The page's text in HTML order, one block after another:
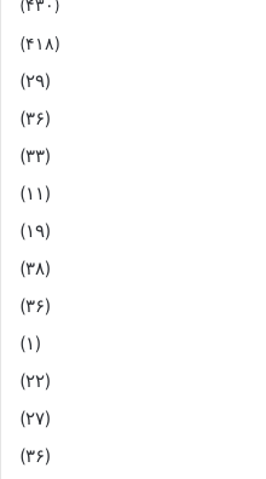
(۴۳۰)
(۴۱۸)
(۲۹)
(۳۶)
(۳۳)
(۱۱)
(۱۹)
(۳۸)
(۳۶)
(۱)
(۲۲)
(۲۷)
(۳۶)